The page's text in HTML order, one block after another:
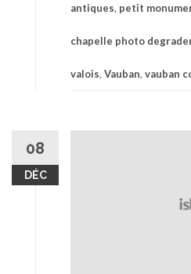
antiques, petit
chapelle photo
valois, Vauban, vauban
08
DÉC